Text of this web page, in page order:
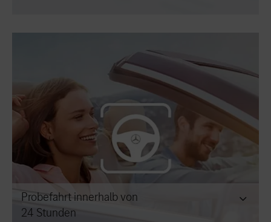
Probefahrt innerhalb von
24 Stunden